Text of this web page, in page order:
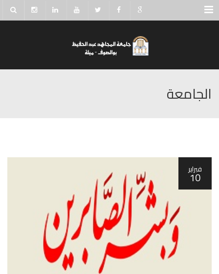
Menu
الجامعة
فبراير
10